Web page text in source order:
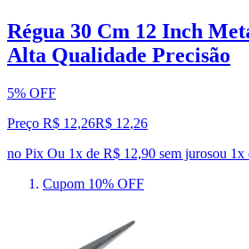
Régua 30 Cm 12 Inch
Alta Qualidade Precisão
5% OFF
Preço R$ 12,26R$ 12,26
no Pix Ou 1x de R$ 12,90 sem jurosou 1x
Cupom 10% OFF